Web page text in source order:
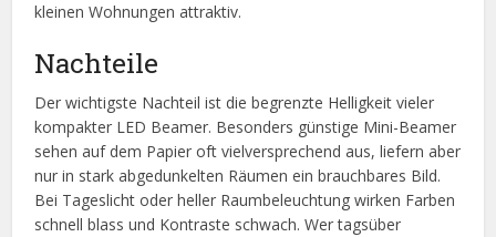
kleinen Wohnungen attraktiv.
Nachteile
Der wichtigste Nachteil ist die begrenzte Helligkeit vieler
kompakter LED Beamer. Besonders günstige Mini-Beamer
sehen auf dem Papier oft vielversprechend aus, liefern aber
nur in stark abgedunkelten Räumen ein brauchbares Bild.
Bei Tageslicht oder heller Raumbeleuchtung wirken Farben
schnell blass und Kontraste schwach. Wer tagsüber